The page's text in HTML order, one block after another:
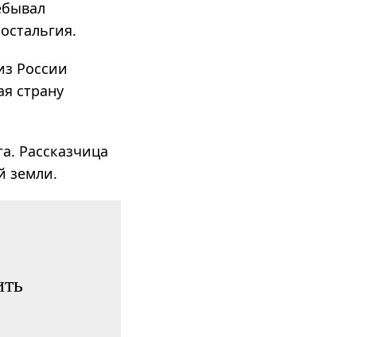
Рос­сии
страну
Рассказчица
земли.